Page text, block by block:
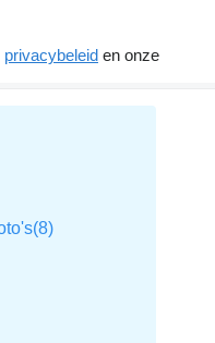
privacybeleid en onze